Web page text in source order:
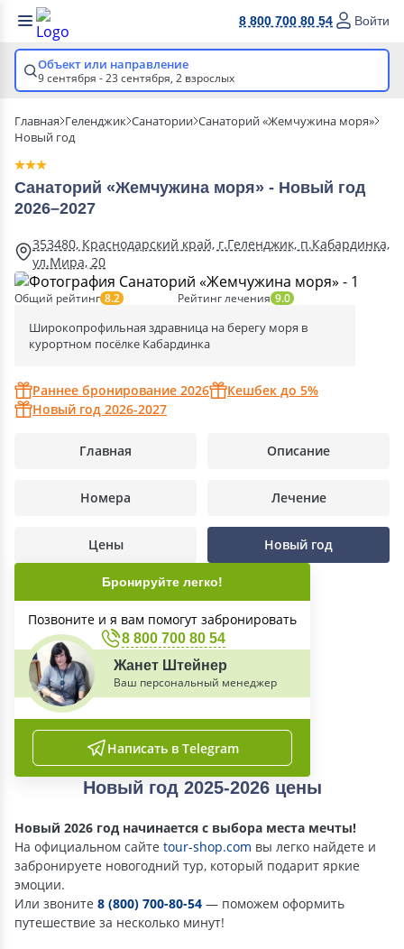
8 800 700 80 54 Войти
Объект или направление
9 сентября - 23 сентября, 2 взрослых
Главная Геленджик Санатории Санаторий «Жемчужина моря»
Новый год
Санаторий «Жемчужина моря» - Новый год
2026–2027
353480, Краснодарский край, г.Геленджик, п.Кабардинка,
ул.Мира, 20
Рейтинг лечения 9.0
Общий рейтинг 8.2
Широкопрофильная здравница на берегу моря в
курортном посёлке Кабардинка
Раннее бронирование 2026
Кешбек до 5%
Новый год 2026-2027
Главная Описание
Номера Лечение
Цены Новый год
Бронируйте легко!
Позвоните и я вам помогут забронировать
8 800 700 80 54
Жанет Штейнер
Ваш персональный менеджер
Написать в Telegram
Новый год 2025-2026 цены
Новый 2026 год начинается с выбора места мечты!
На официальном сайте tour-shop.com вы легко найдете и
забронируете новогодний тур, который подарит яркие
эмоции.
Или звоните 8 (800) 700-80-54 — поможем оформить
путешествие за несколько минут!